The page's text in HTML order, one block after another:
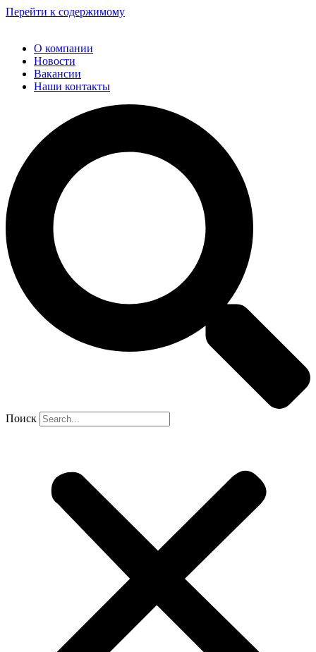
Перейти к содержимому
О компании
Новости
Вакансии
Наши контакты
Поиск